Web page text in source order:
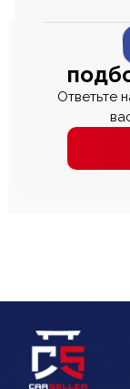
Ответьте